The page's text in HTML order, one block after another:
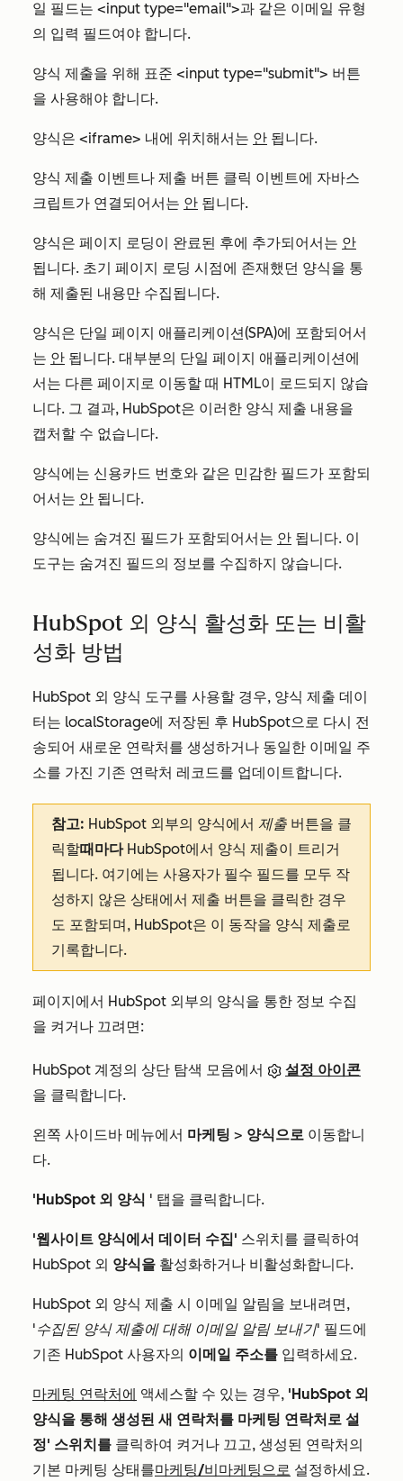
일 필드는 <input type="email">과 같은 이메일 유형
의 입력 필드여야 합니다.
양식 제출을 위해 표준 <input type="submit"> 버튼
을 사용해야 합니다.
양식은 <iframe> 내에 위치해서는 안 됩니다.
양식 제출 이벤트나 제출 버튼 클릭 이벤트에 자바스
크립트가 연결되어서는 안 됩니다.
양식은 페이지 로딩이 완료된 후에 추가되어서는 안
됩니다. 초기 페이지 로딩 시점에 존재했던 양식을 통
해 제출된 내용만 수집됩니다.
양식은 단일 페이지 애플리케이션(SPA)에 포함되어서
는 안 됩니다. 대부분의 단일 페이지 애플리케이션에
서는 다른 페이지로 이동할 때 HTML이 로드되지 않습
니다. 그 결과, HubSpot은 이러한 양식 제출 내용을
캡처할 수 없습니다.
양식에는 신용카드 번호와 같은 민감한 필드가 포함되
어서는 안 됩니다.
양식에는 숨겨진 필드가 포함되어서는 안 됩니다. 이
도구는 숨겨진 필드의 정보를 수집하지 않습니다.
HubSpot 외 양식 활성화 또는 비활
성화 방법
HubSpot 외 양식 도구를 사용할 경우, 양식 제출 데이
터는 localStorage에 저장된 후 HubSpot으로 다시 전
송되어 새로운 연락처를 생성하거나 동일한 이메일 주
소를 가진 기존 연락처 레코드를 업데이트합니다.
참고: HubSpot 외부의 양식에서 제출 버튼을 클
릭할때마다 HubSpot에서 양식 제출이 트리거
됩니다. 여기에는 사용자가 필수 필드를 모두 작
성하지 않은 상태에서 제출 버튼을 클릭한 경우
도 포함되며, HubSpot은 이 동작을 양식 제출로
기록합니다.
페이지에서 HubSpot 외부의 양식을 통한 정보 수집
을 켜거나 끄려면:
HubSpot 계정의 상단 탐색 모음에서
설정 아이콘
을 클릭합니다.
왼쪽 사이드바 메뉴에서 마케팅 > 양식으로 이동합니
다.
'HubSpot 외 양식 ' 탭을 클릭합니다.
'웹사이트 양식에서 데이터 수집' 스위치를 클릭하여
HubSpot 외 양식을 활성화하거나 비활성화합니다.
HubSpot 외 양식 제출 시 이메일 알림을 보내려면,
'수집된 양식 제출에 대해 이메일 알림 보내기' 필드에
기존 HubSpot 사용자의 이메일 주소를 입력하세요.
마케팅 연락처에 액세스할 수 있는 경우, 'HubSpot 외
양식을 통해 생성된 새 연락처를 마케팅 연락처로 설
정' 스위치를 클릭하여 켜거나 끄고, 생성된 연락처의
기본 마케팅 상태를마케팅/비마케팅으로 설정하세요.